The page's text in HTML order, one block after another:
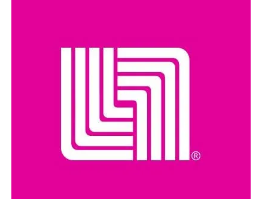
Con el objetivo de garantizar el acceso a los servicios